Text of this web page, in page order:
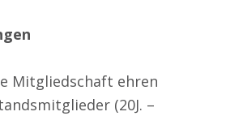
Mitgliedschaft ehren
(20J. –